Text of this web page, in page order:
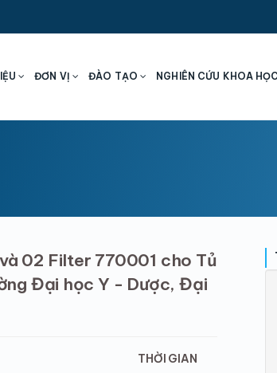
ĐƠN VỊ ĐÀO TẠO NGHIÊN CỨU KHOA HỌC
02 Filter 770001 cho Tủ
Đại học Y - Dược, Đại
THỜI GIAN